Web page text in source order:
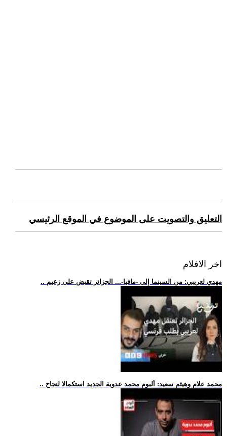
التعليق والتصويت على الموضوع في الموقع الرئيسي
اخر الافلام
.. مهدي لعريبي: من السينما إلى -مافيا-... الجزائر تقبض على زعيم
.. محمد علام وهيثم سعيد: ألبوم محمد عدوية الجديد استكمالا لنجاح